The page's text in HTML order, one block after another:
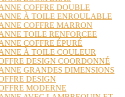
COFFRE DOUBLE
À TOILE ENROULABLE
COFFRE MARRON
TOILE RENFORCEE
COFFRE ÉPURÉ
À TOILE COULEUR
DESIGN COORDONNÉ
GRANDES DIMENSIONS
DESIGN
MODERNE